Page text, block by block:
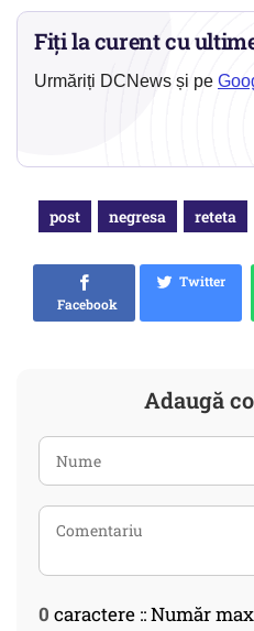
Fiți la curent cu
Urmăriți DCNews și pe
post negresa reteta
Facebook
Twitter
Adaugă
0 caractere :: Număr